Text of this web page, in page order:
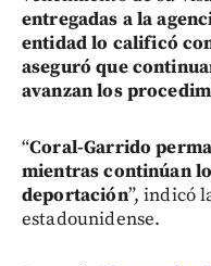
entregadas a la
entidad lo calificó
aseguró que
avanzan los
“Coral-Garrido
mientras continúan
deportación”, indicó
estadounidense.